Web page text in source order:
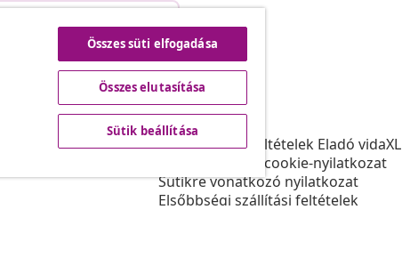
Szerződéstől való elállás
vidaXL
A vidaXL-ről
Felhasználási feltételek Eladó vidaXL
Adatvédelmi és cookie-nyilatkozat
Sütikre vonatkozó nyilatkozat
Elsőbbségi szállítási feltételek
Összes süti elfogadása
Összes elutasítása
Sütik beállítása